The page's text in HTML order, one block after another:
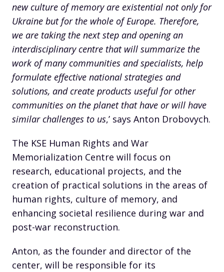
new culture of memory are existential not only for
Ukraine but for the whole of Europe. Therefore,
we are taking the next step and opening an
interdisciplinary centre that will summarize the
work of many communities and specialists, help
formulate effective national strategies and
solutions, and create products useful for other
communities on the planet that have or will have
similar challenges to us,’ says Anton Drobovych.
The KSE Human Rights and War
Memorialization Centre will focus on
research, educational projects, and the
creation of practical solutions in the areas of
human rights, culture of memory, and
enhancing societal resilience during war and
post-war reconstruction.
Anton, as the founder and director of the
center, will be responsible for its